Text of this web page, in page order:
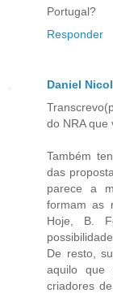
Portugal?
Responder
Daniel
do NRA que
Também
das
parece a
formam as
Hoje, B.
De resto,
aquilo que
criadores